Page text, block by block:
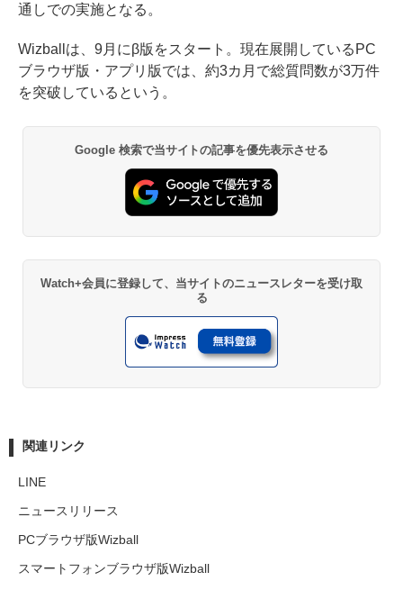
通しでの実施となる。
Wizballは、9月にβ版をスタート。現在展開しているPC
ブラウザ版・アプリ版では、約3カ月で総質問数が3万件
を突破しているという。
Google 検索で当サイトの記事を優先表示させる
Watch+会員に登録して、当サイトのニュースレターを受け取
る
関連リンク
LINE
ニュースリリース
PCブラウザ版Wizball
スマートフォンブラウザ版Wizball